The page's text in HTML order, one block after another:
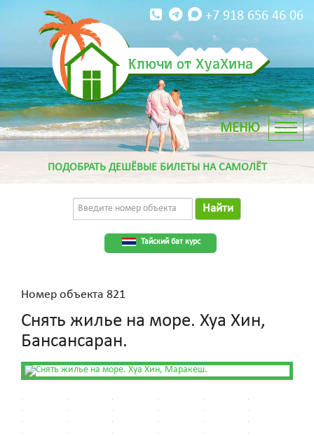
Ключи от ХуаХина
+7 918 656 46 06
ПОДОБРАТЬ ДЕШЁВЫЕ БИЛЕТЫ НА САМОЛЁТ
Найти
Тайский бат курс
Номер объекта 821
Снять жилье на море. Хуа Хин,
Бансансаран.